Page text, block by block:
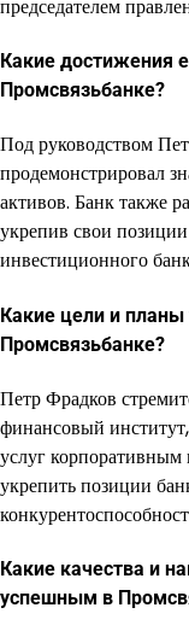
председателем
Какие достижения
Промсвязьбанке?
Под руководством
продемонстрировал
активов. Банк также
укрепив свои
инвестиционного
Какие цели и
Промсвязьбанке?
Петр Фрадков
финансовый
услуг
укрепить позиции
Какие качества и
успешным в